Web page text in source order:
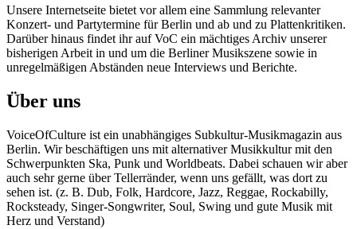
Unsere Internetseite bietet vor allem eine Sammlung relevanter
Konzert- und Partytermine für Berlin und ab und zu Plattenkritiken.
Darüber hinaus findet ihr auf VoC ein mächtiges Archiv unserer
bisherigen Arbeit in und um die Berliner Musikszene sowie in
unregelmäßigen Abständen neue Interviews und Berichte.
Über uns
VoiceOfCulture ist ein unabhängiges Subkultur-Musikmagazin aus
Berlin. Wir beschäftigen uns mit alternativer Musikkultur mit den
Schwerpunkten Ska, Punk und Worldbeats. Dabei schauen wir aber
auch sehr gerne über Tellerränder, wenn uns gefällt, was dort zu
sehen ist. (z. B. Dub, Folk, Hardcore, Jazz, Reggae, Rockabilly,
Rocksteady, Singer-Songwriter, Soul, Swing und gute Musik mit
Herz und Verstand)